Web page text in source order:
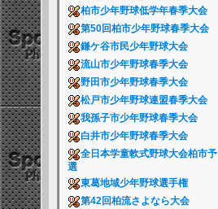
柏市少年野球低学年春季大会
第50回柏市少年野球春季大会
鎌ケ谷市民少年野球大会
流山市少年野球春季大会
野田市少年野球春季大会
松戸市少年野球連盟春季大会
我孫子市少年野球春季大会
白井市少年野球春季大会
全日本学童軟式野球大会柏市予
選
東葛地域少年野球選手権
第42回柏流さよなら大会